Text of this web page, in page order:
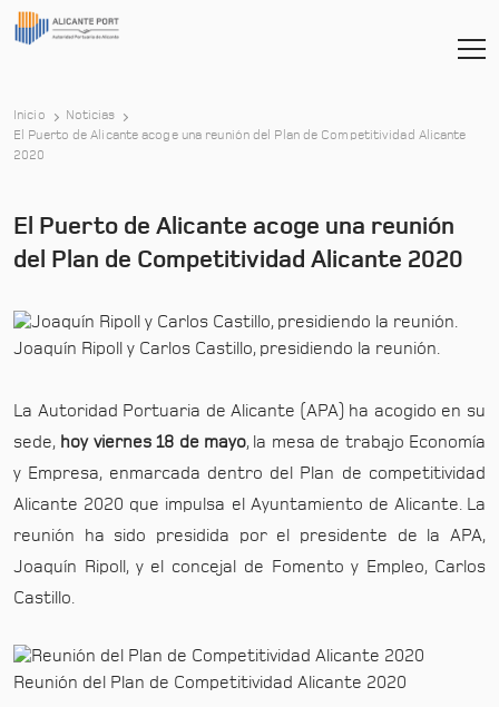
Inicio
Noticias
El Puerto de Alicante acoge una reunión del Plan de Competitividad Alicante
2020
-
El Puerto de Alicante acoge una reunión
del Plan de Competitividad Alicante 2020
Joaquín Ripoll y Carlos Castillo, presidiendo la reunión.
La Autoridad Portuaria de Alicante (APA) ha acogido en su
sede, hoy viernes 18 de mayo, la mesa de trabajo Economía
y Empresa, enmarcada dentro del Plan de competitividad
Alicante 2020 que impulsa el Ayuntamiento de Alicante. La
reunión ha sido presidida por el presidente de la APA,
Joaquín Ripoll, y el concejal de Fomento y Empleo, Carlos
Castillo.
Reunión del Plan de Competitividad Alicante 2020